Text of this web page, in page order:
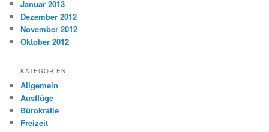
Januar 2013
Dezember 2012
November 2012
Oktober 2012
KATEGORIEN
Allgemein
Ausflüge
Bürokratie
Freizeit